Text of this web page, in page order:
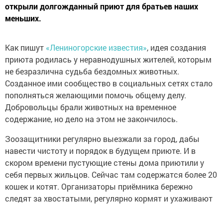
открыли долгожданный приют для братьев наших
меньших.
Как пишут «Лениногорские известия», идея создания
приюта родилась у неравнодушных жителей, которым
не безразлична судьба бездомных животных.
Созданное ими сообщество в социальных сетях стало
пополняться желающими помочь общему делу.
Добровольцы брали животных на временное
содержание, но дело на этом не закончилось.
Зоозащитники регулярно выезжали за город, дабы
навести чистоту и порядок в будущем приюте. И в
скором времени пустующие стены дома приютили у
себя первых жильцов. Сейчас там содержатся более 20
кошек и котят. Организаторы приёмника бережно
следят за хвостатыми, регулярно кормят и ухаживают